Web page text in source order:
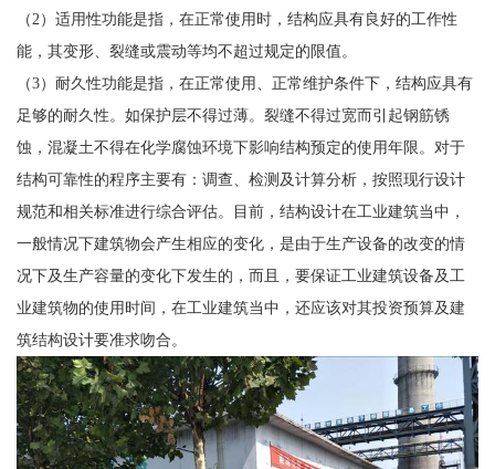
（2）适用性功能是指，在正常使用时，结构应具有良好的工作性
能，其变形、裂缝或震动等均不超过规定的限值。
（3）耐久性功能是指，在正常使用、正常维护条件下，结构应具有
足够的耐久性。如保护层不得过薄。裂缝不得过宽而引起钢筋锈
蚀，混凝土不得在化学腐蚀环境下影响结构预定的使用年限。对于
结构可靠性的程序主要有：调查、检测及计算分析，按照现行设计
规范和相关标准进行综合评估。目前，结构设计在工业建筑当中，
一般情况下建筑物会产生相应的变化，是由于生产设备的改变的情
况下及生产容量的变化下发生的，而且，要保证工业建筑设备及工
业建筑物的使用时间，在工业建筑当中，还应该对其投资预算及建
筑结构设计要准求吻合。